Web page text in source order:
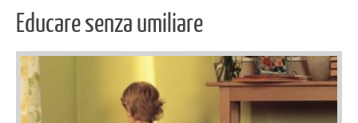
Educare senza umiliare